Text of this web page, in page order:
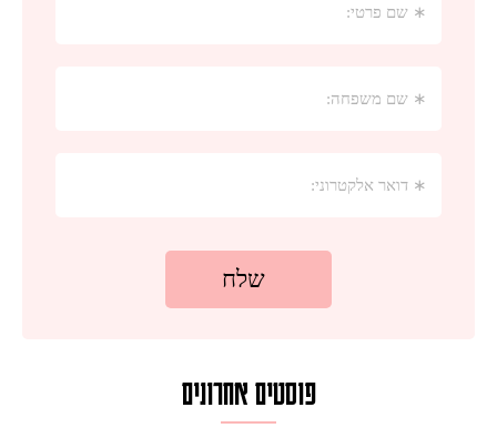
פוסטים אחרונים